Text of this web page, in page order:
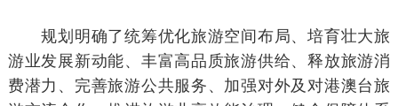
规划明确了统筹优化旅游空间布局、培育壮大旅
游业发展新动能、丰富高品质旅游供给、释放旅游消
费潜力、完善旅游公共服务、加强对外及对港澳台旅